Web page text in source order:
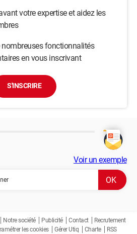
votre expertise et aidez les
nombreuses fonctionnalités
en vous inscrivant
S'INSCRIRE
Voir un exemple
Notre société Publicité Contact
Recrutement
les cookies Gérer Utiq Charte RSS